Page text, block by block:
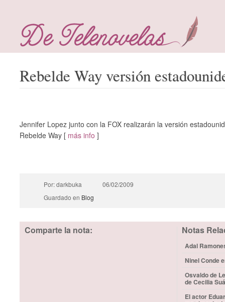
Rebelde Way versión
Jennifer Lopez junto con la FOX realizarán la versión
Rebelde Way [ más info ]
Por: darkbuka
06/02/2009
Guardado en Blog
Comparte la nota: Notas
Adal
Ninel Conde
Osvaldo de
de Cecilia
El actor